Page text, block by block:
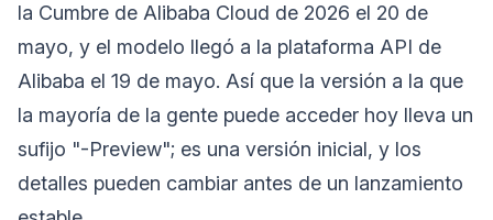
la Cumbre de Alibaba Cloud de 2026 el 20 de
mayo, y el modelo llegó a la plataforma API de
Alibaba el 19 de mayo. Así que la versión a la que
la mayoría de la gente puede acceder hoy lleva un
sufijo "-Preview"; es una versión inicial, y los
detalles pueden cambiar antes de un lanzamiento